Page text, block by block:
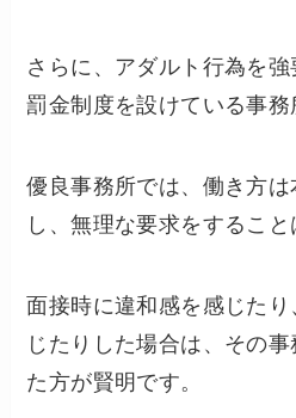
さらに、アダルト行為を
罰金制度を設けている事務
優良事務所では、働き方
し、無理な要求をすること
面接時に違和感を感じた
じたりした場合は、その
た方が賢明です。